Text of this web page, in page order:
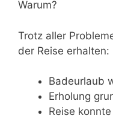
Warum?
Trotz aller
der Reise erhalten:
Badeurlaub
Erholung
Reise